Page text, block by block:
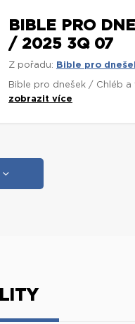
BIBLE PRO
/ 2025 3Q 07
Z pořadu: Bible pro
Bible pro dnešek / Chléb
zobrazit více